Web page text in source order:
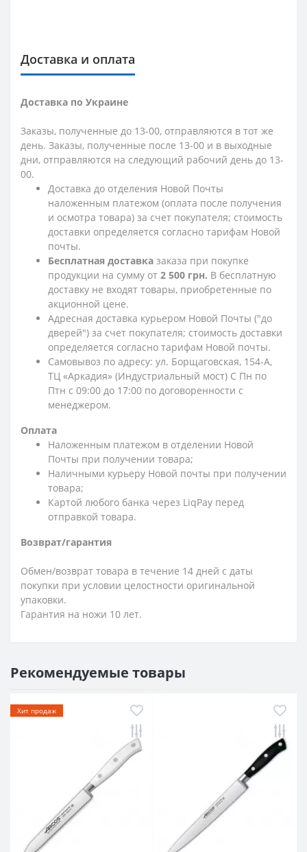
Доставка и оплата
Доставка по Украине
Заказы, полученные до 13-00, отправляются в тот же
день. Заказы, полученные после 13-00 и в выходные
дни, отправляются на следующий рабочий день до 13-
00.
Доставка до отделения Новой Почты
наложенным платежом (оплата после получения
и осмотра товара) за счет покупателя; стоимость
доставки определяется согласно тарифам Новой
почты.
Бесплатная доставка заказа при покупке
продукции на сумму от 2 500 грн. В бесплатную
доставку не входят товары, приобретенные по
акционной цене.
Адресная доставка курьером Новой Почты ("до
дверей") за счет покупателя; стоимость доставки
определяется согласно тарифам Новой почты.
Самовывоз по адресу: ул. Борщаговская, 154-А,
ТЦ «Аркадия» (Индустриальный мост) С Пн по
Птн с 09:00 до 17:00 по договоренности с
менеджером.
Оплата
Наложенным платежом в отделении Новой
Почты при получении товара;
Наличными курьеру Новой почты при получении
товара;
Картой любого банка через LiqPay перед
отправкой товара.
Возврат/гарантия
Обмен/возврат товара в течение 14 дней с даты
покупки при условии целостности оригинальной
упаковки.
Гарантия на ножи 10 лет.
Рекомендуемые товары
Хит продаж